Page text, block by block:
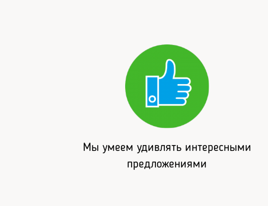
Мы умеем удивлять интересными
предложениями